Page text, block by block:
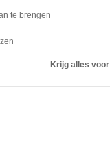
te brengen
Krijg alles voor